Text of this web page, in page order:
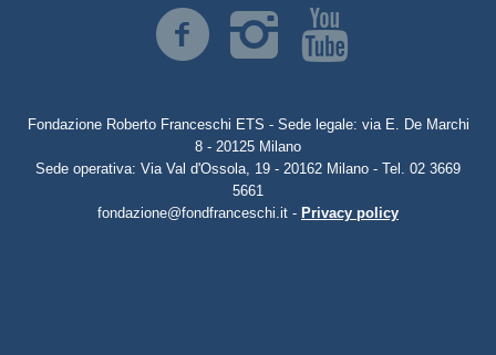
Fondazione Roberto Franceschi ETS - Sede legale: via E. De Marchi
8 - 20125 Milano
Sede operativa: Via Val d'Ossola, 19 - 20162 Milano - Tel. 02 3669
5661
fondazione@fondfranceschi.it - Privacy policy